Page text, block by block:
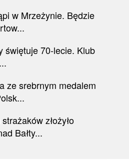
w Mrzeżynie. Będzie
świętuje 70-lecie. Klub
ze srebrnym medalem
złożyło
Bałty...